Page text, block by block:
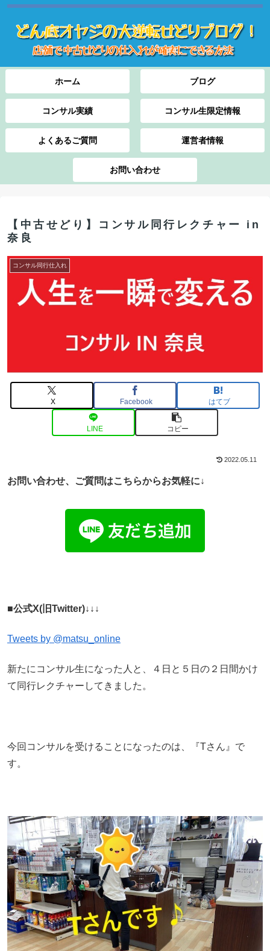
ホーム ブログ
コンサル実績 コンサル生限定情報
よくあるご質問 運営者情報
お問い合わせ
【中古せどり】コンサル同行レクチャー in
奈良
コンサル同行仕入れ
X Facebook はてブ
LINE コピー
2022.05.11
お問い合わせ、ご質問はこちらからお気軽に↓
■公式X(旧Twitter)↓↓↓
Tweets by @matsu_online
新たにコンサル生になった人と、４日と５日の２日間かけ
て同行レクチャーしてきました。
今回コンサルを受けることになったのは、『Tさん』で
す。